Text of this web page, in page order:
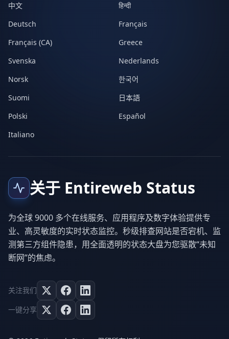
中文
हिन्दी
Deutsch
Français
Français (CA)
Greece
Svenska
Nederlands
Norsk
한국어
Suomi
日本語
Polski
Español
Italiano
关于 Entireweb Status
为全球 9000 多个在线服务、应用程序及数字体验提供专
业、高灵敏度的实时状态监控。秒级排查网站是否宕机、监
测第三方组件隐患，用全面透明的状态大盘为您驱散“未知
断网”的焦虑。
关注我们
一键分享